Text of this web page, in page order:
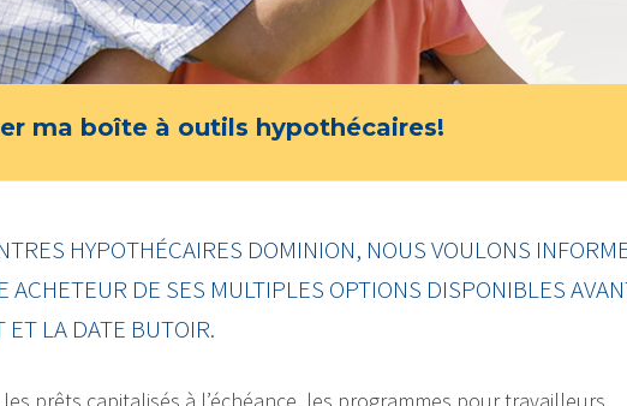
ma boîte à outils hypothécaires!
HYPOTHÉCAIRES DOMINION, NOUS VOULONS
ACHETEUR DE SES MULTIPLES OPTIONS DISPONIBLES
ET LA DATE BUTOIR.